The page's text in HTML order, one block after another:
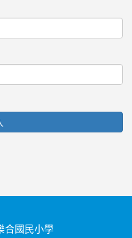
合國民小學